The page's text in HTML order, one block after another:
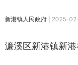
新港镇人民政府 2025-
濂溪区新港镇新